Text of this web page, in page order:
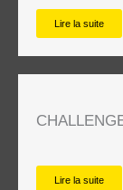
Lire la suite
Lire la suite